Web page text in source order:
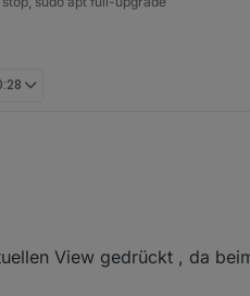
aus
View gedrückt , da